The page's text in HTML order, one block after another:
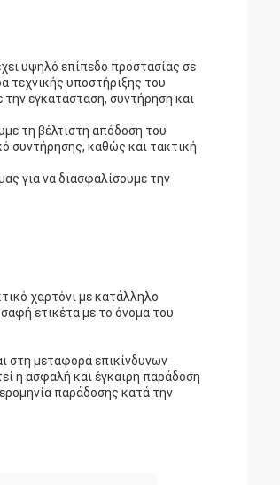
υψηλό επίπεδο προστασίας σε
τεχνικής υποστήριξης του
την εγκατάσταση, συντήρηση και
τη βέλτιστη απόδοση του
συντήρησης, καθώς και τακτική
για να διασφαλίσουμε την
χαρτόνι με κατάλληλο
ετικέτα με το όνομα του
στη μεταφορά επικίνδυνων
η ασφαλή και έγκαιρη παράδοση
παράδοσης κατά την